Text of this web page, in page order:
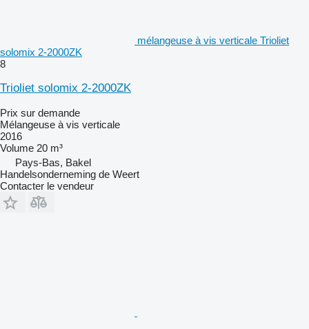
mélangeuse à vis verticale Trioliet
solomix 2-2000ZK
8
Trioliet solomix 2-2000ZK
Prix sur demande
Mélangeuse à vis verticale
2016
Volume 20 m³
Pays-Bas, Bakel
Handelsonderneming de Weert
Contacter le vendeur